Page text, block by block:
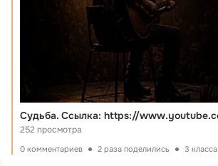
252 просмотра
0 комментариев 2 раза поделились 3 класса